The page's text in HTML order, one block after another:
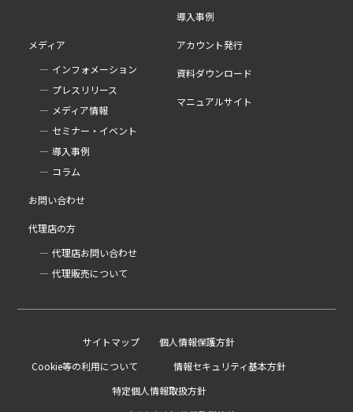
導入事例
メディア
インフォメーション
プレスリリース
メディア情報
セミナー・イベント
導入事例
コラム
アカウント発行
資料ダウンロード
マニュアルサイト
お問い合わせ
代理店の方
代理店お問い合わせ
代理販売について
サイトマップ
個人情報保護方針
Cookie等の利用について
情報セキュリティ基本方針
特定個人情報取扱方針